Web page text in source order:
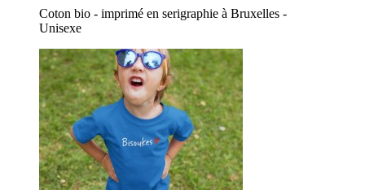
Coton bio - imprimé en serigraphie à Bruxelles -
Unisexe